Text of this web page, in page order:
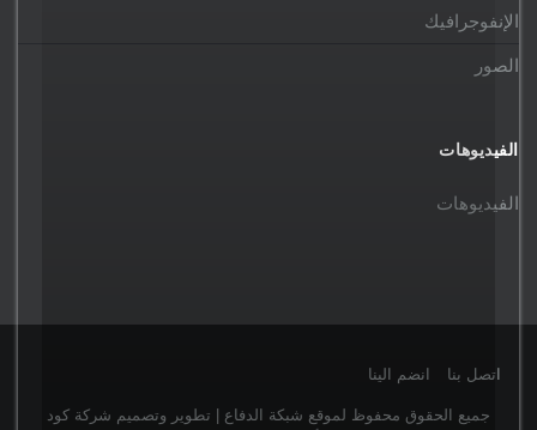
الإنفوجرافيك
الصور
الفيديوهات
الفيديوهات
اتصل بنا انضم الينا
جميع الحقوق محفوظ لموقع شبكة الدفاع | تطوير وتصميم شركة كود